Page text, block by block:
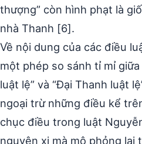
thượng” còn hình phạt là
nhà Thanh [6].
Về nội dung của các điều
một phép so sánh tỉ mỉ giữa
luật lệ” và “Đại Thanh luật
ngoại trừ những điều kể
chục điều trong luật
nguyên xi mà mô phỏng lại